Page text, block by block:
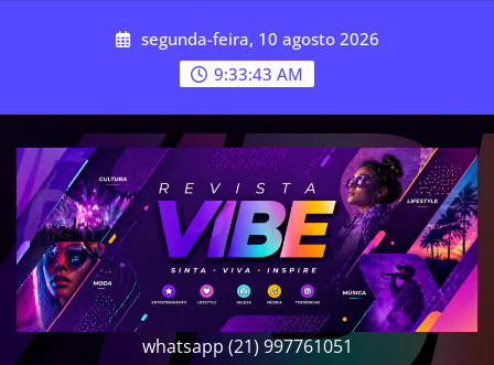
segunda-feira, 10 agosto 2026
9:33:44 AM
whatsapp (21) 997761051